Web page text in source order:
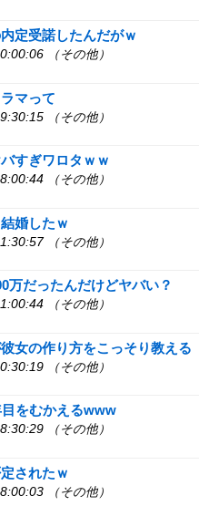
定受諾したんだがｗ
（その他）
マって
（その他）
すぎワロタｗｗ
（その他）
婚したｗ
（その他）
万だったんだけどヤバい？
（その他）
女の作り方をこっそり教える
（その他）
をむかえるwww
（その他）
されたｗ
（その他）